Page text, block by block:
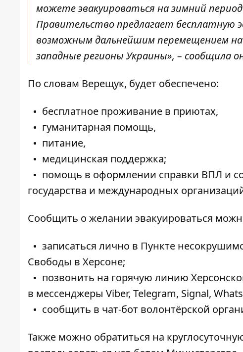
можете эвакуироваться на зимний
Правительство предлагает бесплатную
возможным дальнейшим перемещением
западные регионы Украины», – сообщила
По словам Верещук, будет обеспечено:
бесплатное проживание в приютах,
гуманитарная помощь,
питание,
медицинская поддержка;
помощь в оформлении справки ВПЛ и
государства и международных
Сообщить о желании эвакуироваться
записаться лично в Пункте
Свободы в Херсоне;
позвонить на горячую линию
в мессенджеры Viber, Telegram, Signal,
сообщить в чат-бот волонтёрской
Также можно обратиться на